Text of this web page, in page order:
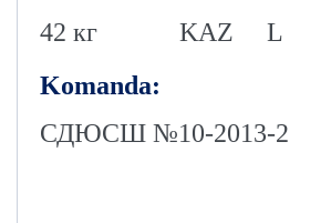
42 кг
KAZ
L
Komanda:
СДЮСШ №10-2013-2